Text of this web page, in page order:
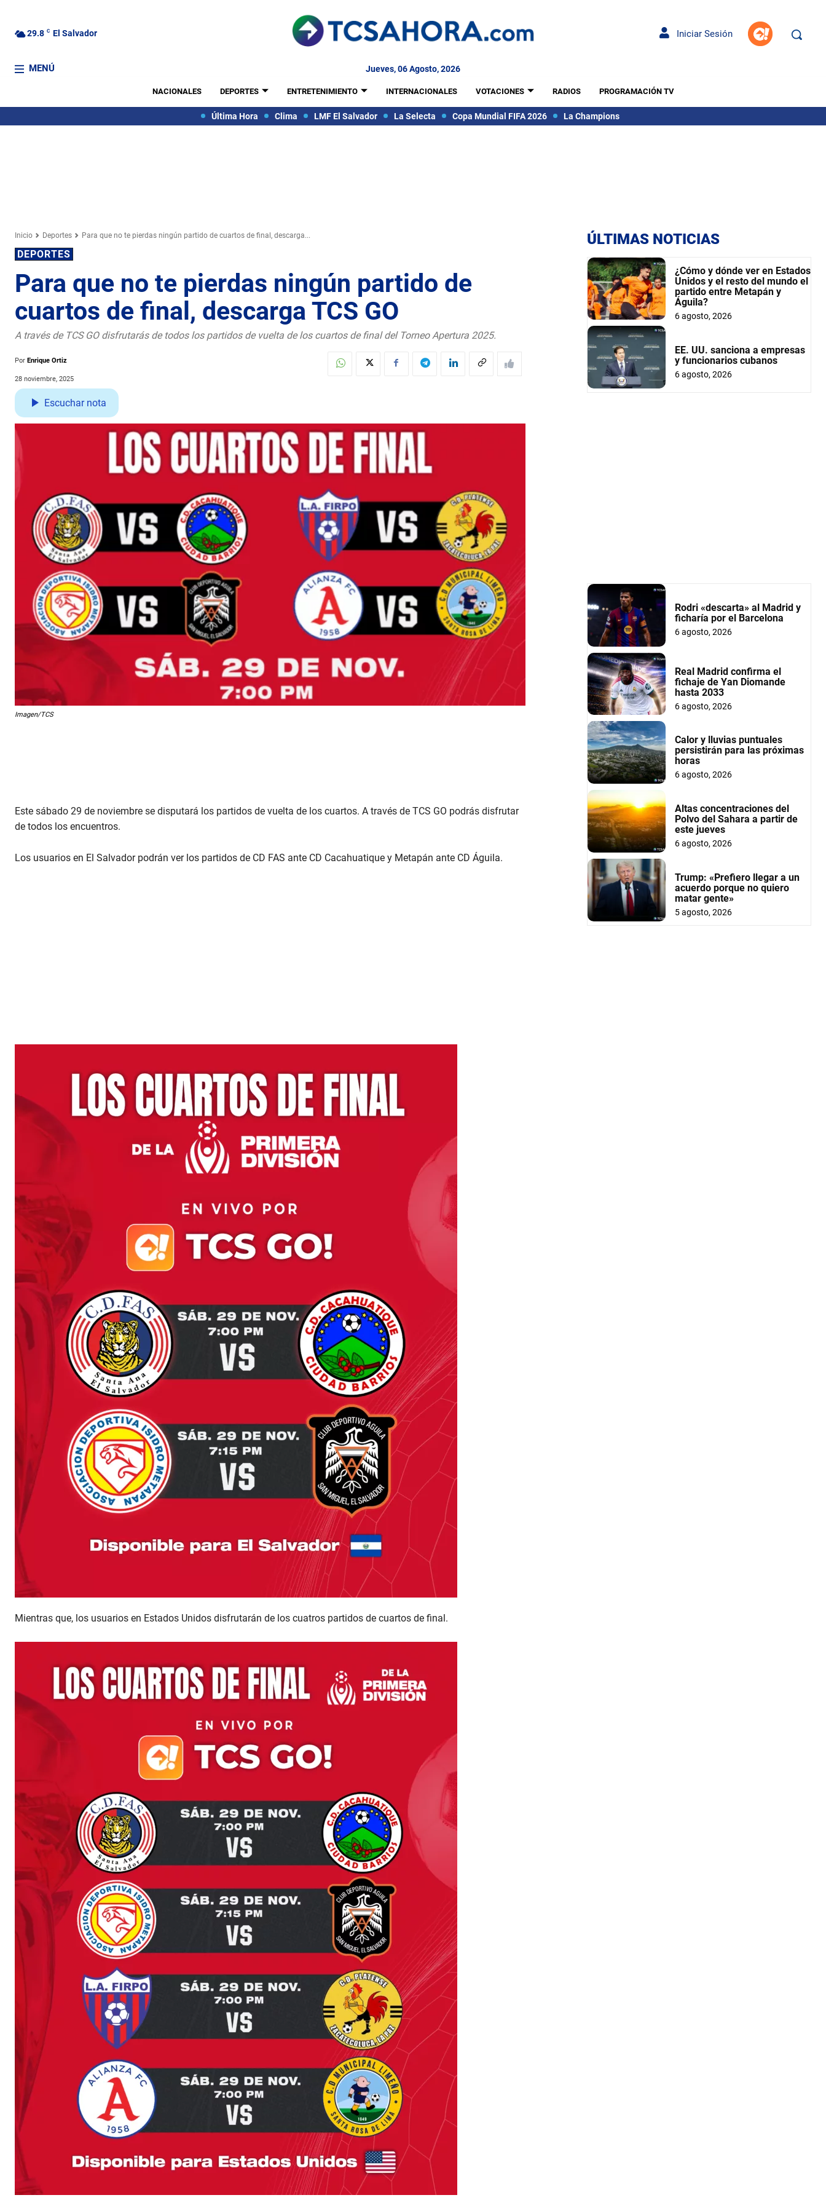
29.8 C El Salvador Iniciar Sesión
MENÚ Jueves, 06 Agosto, 2026
NACIONALES DEPORTES ENTRETENIMIENTO INTERNACIONALES VOTACIONES RADIOS PROGRAMACIÓN TV
Última Hora Clima LMF El Salvador La Selecta Copa Mundial FIFA 2026 La Champions
Inicio Deportes Para que no te pierdas ningún partido de cuartos de final, descarga...
DEPORTES
Para que no te pierdas ningún partido de
cuartos de final, descarga TCS GO
A través de TCS GO disfrutarás de todos los partidos de vuelta de los cuartos de final del Torneo Apertura 2025.
Por Enrique Ortiz
28 noviembre, 2025
Escuchar nota
Imagen/TCS
Este sábado 29 de noviembre se disputará los partidos de vuelta de los cuartos. A través de TCS GO podrás disfrutar
de todos los encuentros.
Los usuarios en El Salvador podrán ver los partidos de CD FAS ante CD Cacahuatique y Metapán ante CD Águila.
Mientras que, los usuarios en Estados Unidos disfrutarán de los cuatros partidos de cuartos de final.
ÚLTIMAS NOTICIAS
¿Cómo y dónde ver en Estados
Unidos y el resto del mundo el
partido entre Metapán y
Águila?
6 agosto, 2026
EE. UU. sanciona a empresas
y funcionarios cubanos
6 agosto, 2026
Rodri «descarta» al Madrid y
ficharía por el Barcelona
6 agosto, 2026
Real Madrid confirma el
fichaje de Yan Diomande
hasta 2033
6 agosto, 2026
Calor y lluvias puntuales
persistirán para las próximas
horas
6 agosto, 2026
Altas concentraciones del
Polvo del Sahara a partir de
este jueves
6 agosto, 2026
Trump: «Prefiero llegar a un
acuerdo porque no quiero
matar gente»
5 agosto, 2026